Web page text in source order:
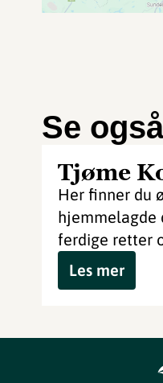
Se også
Tjøme
Her finner du
hjemmelagde
ferdige retter
Les mer